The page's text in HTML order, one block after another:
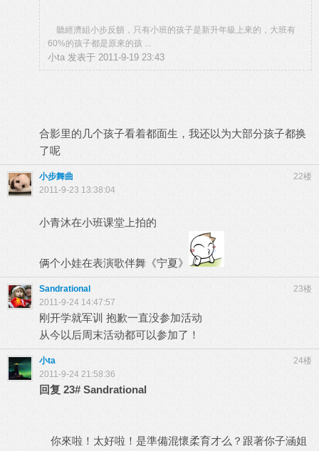
聽經濟組小步反饋，只有小班的孩子是新升年級上來的，大班有
60%的孩子都是原來的孩 ...
小ta 发表于 2011-9-19 23:43
合影里的几个孩子看着都面生，我还以为大部分孩子都换
了呢
22楼
小步舞曲
2011-9-23 13:38:04
小青沐在小班课堂上拍的
俩个小娃在表演歌伴舞《宁夏》
23楼
Sandrational
2011-9-24 14:47:57
刚开学就军训 抱歉一直没参加活动
从今以后周末活动都可以参加了！
24楼
小ta
2011-9-24 21:58:36
回复 23# Sandrational
你來啦！太好啦！是準備混懷柔育才么？跟著你子涵姐